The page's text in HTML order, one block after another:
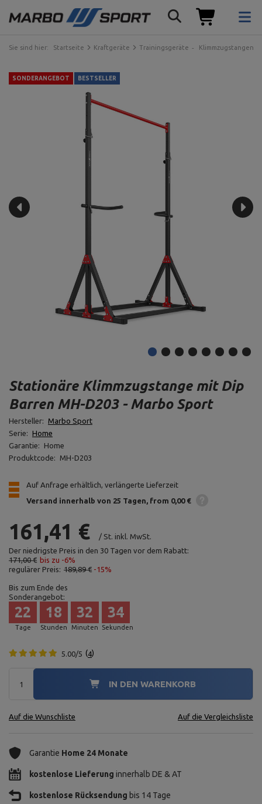
Sie sind hier: Startseite Kraftgeräte Trainingsgeräte Klimmzugstangen
SONDERANGEBOT BESTSELLER
Stationäre Klimmzugstange mit Dip
Barren MH-D203 - Marbo Sport
Hersteller: Marbo Sport
Serie: Home
Garantie:
Home
Produktcode:
MH-D203
Auf Anfrage erhältlich, verlängerte Lieferzeit
Versand innerhalb von 25 Tagen from 0,00 €
161,41 € / St. inkl. MwSt.
Der niedrigste Preis in den 30 Tagen vor dem Rabatt:
171,00 € bis zu -6%
regulärer Preis: 189,89 € -15%
Bis zum Ende des
Sonderangebot:
Tage
22
Stunden
18
Minuten
32
Sekunden
33
5.00/5 4
IN DEN WARENKORB
Auf die Wunschliste Auf die Vergleichsliste
Garantie Home 24 Monate
kostenlose Lieferung innerhalb DE & AT
kostenlose Rücksendung bis 14 Tage